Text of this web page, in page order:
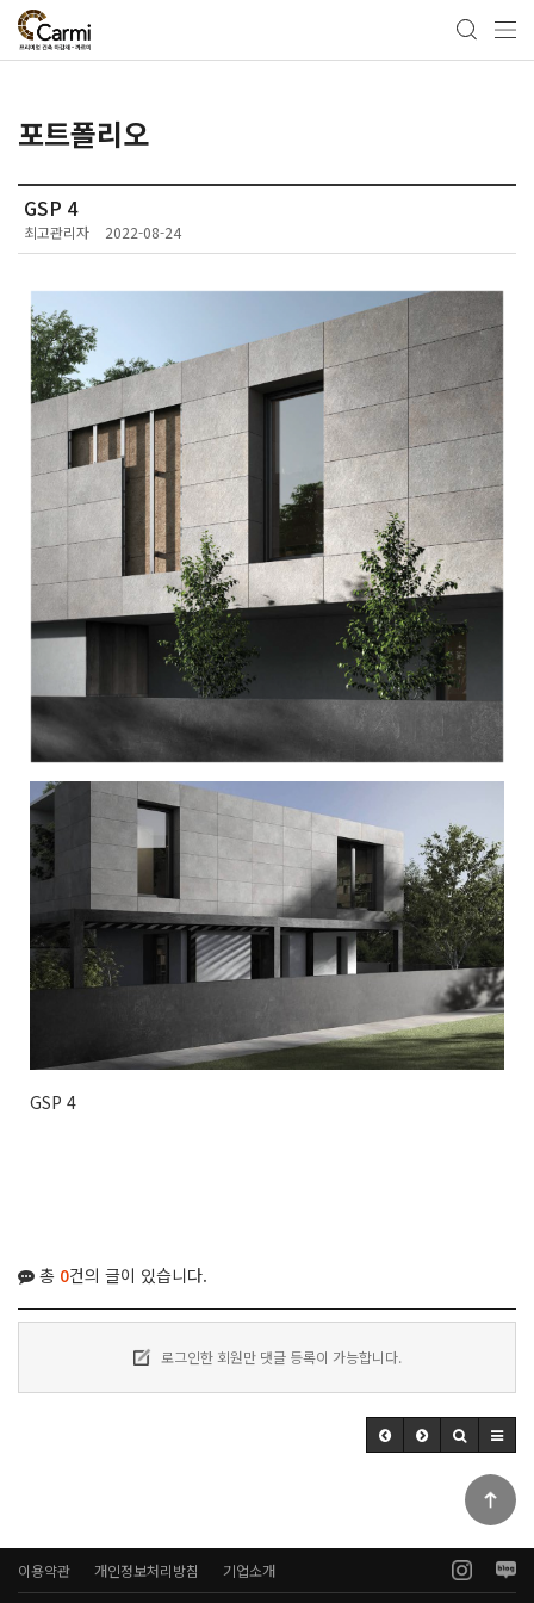
포트폴리오
GSP 4
최고관리자 2022-08-24
GSP 4
총 0건의 글이 있습니다.
로그인한 회원만 댓글 등록이 가능합니다.
이용약관 개인정보처리방침 기업소개